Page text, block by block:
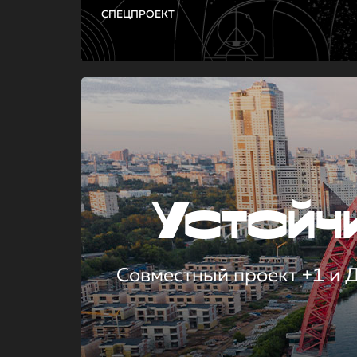
СПЕЦПРОЕКТ
Совместный проект +1 и